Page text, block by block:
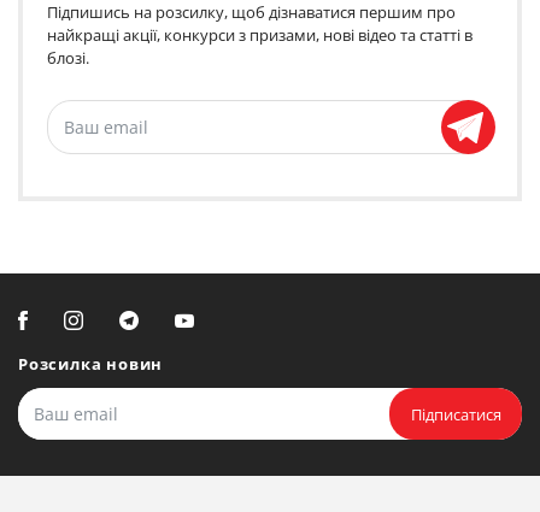
Підпишись на розсилку, щоб дізнаватися першим про
найкращі акції, конкурси з призами, нові відео та статті в
блозі.
Розсилка новин
Підписатися